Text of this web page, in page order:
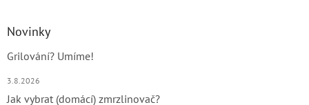
Novinky
Grilování? Umíme!
3.8.2026
Jak vybrat (domácí) zmrzlinovač?